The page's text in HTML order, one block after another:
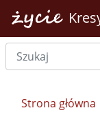
Strona główna